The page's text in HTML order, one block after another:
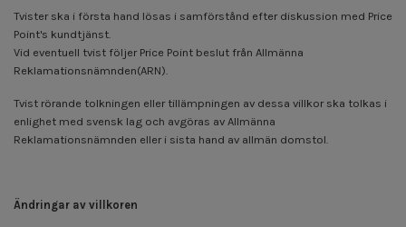
Tvister ska i första hand lösas i samförstånd efter diskussion med Price
Point's kundtjänst.
Vid eventuell tvist följer Price Point beslut från Allmänna
Reklamationsnämnden(ARN).
Tvist rörande tolkningen eller tillämpningen av dessa villkor ska tolkas i
enlighet med svensk lag och avgöras av Allmänna
Reklamationsnämnden eller i sista hand av allmän domstol.
Ändringar av villkoren